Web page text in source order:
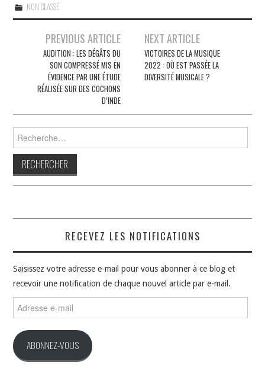
NON CLASSÉ
Navigation
articles
PREVIOUS ARTICLE
AUDITION : LES DÉGÂTS DU
SON COMPRESSÉ MIS EN
ÉVIDENCE PAR UNE ÉTUDE
RÉALISÉE SUR DES COCHONS
D’INDE
NEXT ARTICLE
VICTOIRES DE LA MUSIQUE
2022 : OÙ EST PASSÉE LA
DIVERSITÉ MUSICALE ?
RECEVEZ LES NOTIFICATIONS
Saisissez votre adresse e-mail pour vous abonner à ce blog et
recevoir une notification de chaque nouvel article par e-mail.
e-
ABONNEZ-VOUS